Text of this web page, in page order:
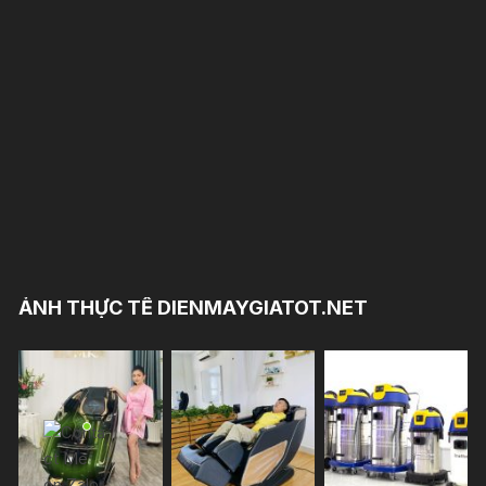
ẢNH THỰC TẾ DIENMAYGIATOT.NET